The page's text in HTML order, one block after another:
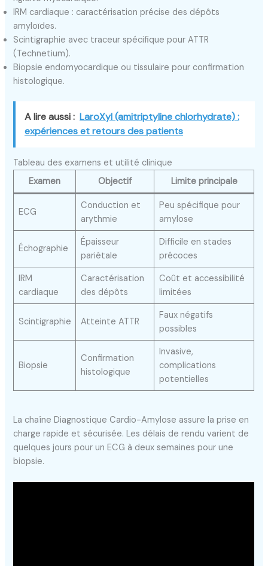
IRM cardiaque : caractérisation précise des dépôts
amyloïdes.
Scintigraphie avec traceur spécifique pour ATTR
(Technetium).
Biopsie endomyocardique ou tissulaire pour confirmation
histologique.
A lire aussi : LaroXyl (amitriptyline chlorhydrate) :
expériences et retours des patients
Tableau des examens et utilité clinique
Examen
Objectif Limite principale
ECG
Conduction et
arythmie
Peu spécifique pour
amylose
Échographie
Épaisseur
pariétale
Difficile en stades
précoces
IRM
cardiaque
Caractérisation
des dépôts
Coût et accessibilité
limitées
Scintigraphie Atteinte ATTR
Faux négatifs
possibles
Biopsie
Confirmation
histologique
Invasive,
complications
potentielles
La chaîne Diagnostique Cardio-Amylose assure la prise en
charge rapide et sécurisée. Les délais de rendu varient de
quelques jours pour un ECG à deux semaines pour une
biopsie.